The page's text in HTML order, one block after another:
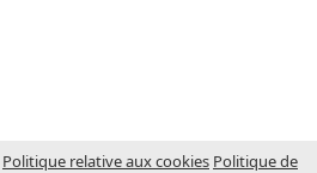
Politique relative aux cookies Politique de